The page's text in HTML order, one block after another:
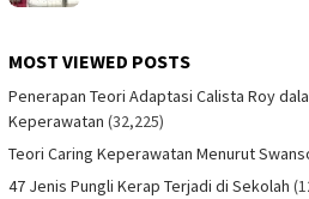
MOST VIEWED POSTS
Penerapan Teori Adaptasi Calista Roy
Keperawatan (32,225)
Teori Caring Keperawatan Menurut
47 Jenis Pungli Kerap Terjadi di Sekolah